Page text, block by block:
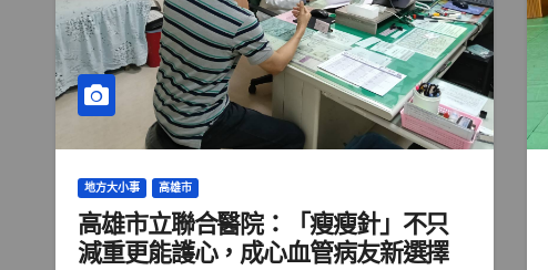
地方大小事 高雄市
高雄市立聯合醫院：「瘦瘦針」不只
減重更能護心，成心血管病友新選擇